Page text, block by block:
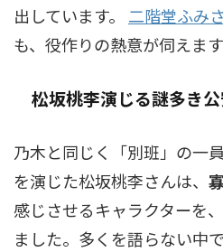
出しています。 二階堂ふみ
も、役作りの熱意が伺えます
松坂桃李演じる謎多き
乃木と同じく「別班」の一
を演じた松坂桃李さんは、
感じさせるキャラクターを、
ました。多くを語らない中で